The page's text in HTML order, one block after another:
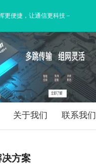
更便捷，让通信更科技－
关于我们 联系我们
方案